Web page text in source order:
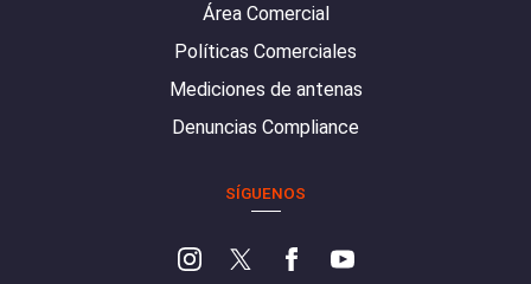
Área Comercial
Políticas Comerciales
Mediciones de antenas
Denuncias Compliance
SÍGUENOS